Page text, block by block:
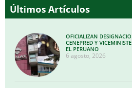
Últimos Artículos
OFICIALIZAN
CENEPRED Y
EL PERUANO
6 agosto, 2026